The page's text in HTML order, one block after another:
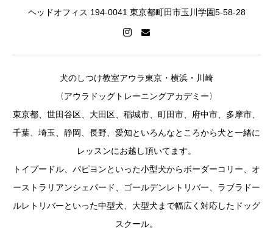
ヘッドオフィス 194-0041 東京都町田市玉川学園5-58-28
犬のしつけ教室アウラ東京・横浜・川崎
〈アウラドッグトレーニングアカデミー〉
東京都、世田谷区、大田区、稲城市、町田市、府中市、多摩市、
千葉、埼玉、静岡、長野、愛知といろんなところから犬と一緒に
レッスンにお越し頂いてます。
トイプードル、パピヨンといった小型犬からボーダーコリー、オ
ーストラリアンシェパード、ゴールデンレトリバー、ラブラドー
ルレトリバーといった中型犬、大型犬まで幅広く対応したドッグ
スクール。